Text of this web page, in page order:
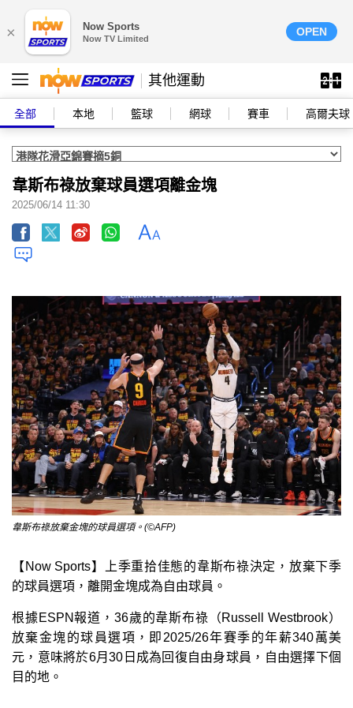
× Now Sports
Now TV Limited
OPEN
其他運動
全部 本地 籃球 網球 賽車 高爾夫球
韋斯布祿放棄球員選項離金塊
2025/06/14 11:30
韋斯布祿放棄金塊的球員選項。(©AFP)
【Now Sports】上季重拾佳態的韋斯布祿決定，放棄下季
的球員選項，離開金塊成為自由球員。
根據ESPN報道，36歲的韋斯布祿（Russell Westbrook）
放棄金塊的球員選項，即2025/26年賽季的年薪340萬美
元，意味將於6月30日成為回復自由身球員，自由選擇下個
目的地。